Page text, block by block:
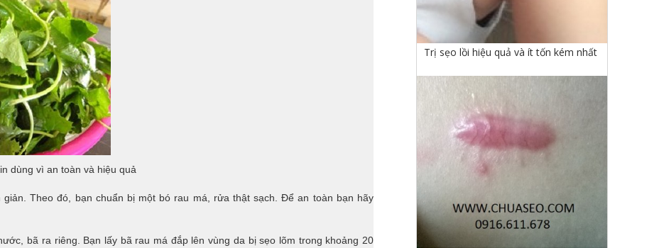
dùng vì an toàn và hiệu quả
Theo đó, bạn chuẩn bị một bó rau má, rửa thật sạch. Để an toàn bạn hãy
bã ra riêng. Bạn lấy bã rau má đắp lên vùng da bị sẹo lõm trong khoảng 20
Trị sẹo lồi hiệu quả và ít tốn kém nhất